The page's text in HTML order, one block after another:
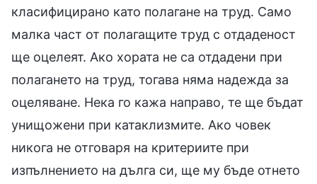
класифицирано като полагане на труд. Само
малка част от полагащите труд с отдаденост
ще оцелеят. Ако хората не са отдадени при
полагането на труд, тогава няма надежда за
оцеляване. Нека го кажа направо, те ще бъдат
унищожени при катаклизмите. Ако човек
никога не отговаря на критериите при
изпълнението на дълга си, ще му бъде отнето